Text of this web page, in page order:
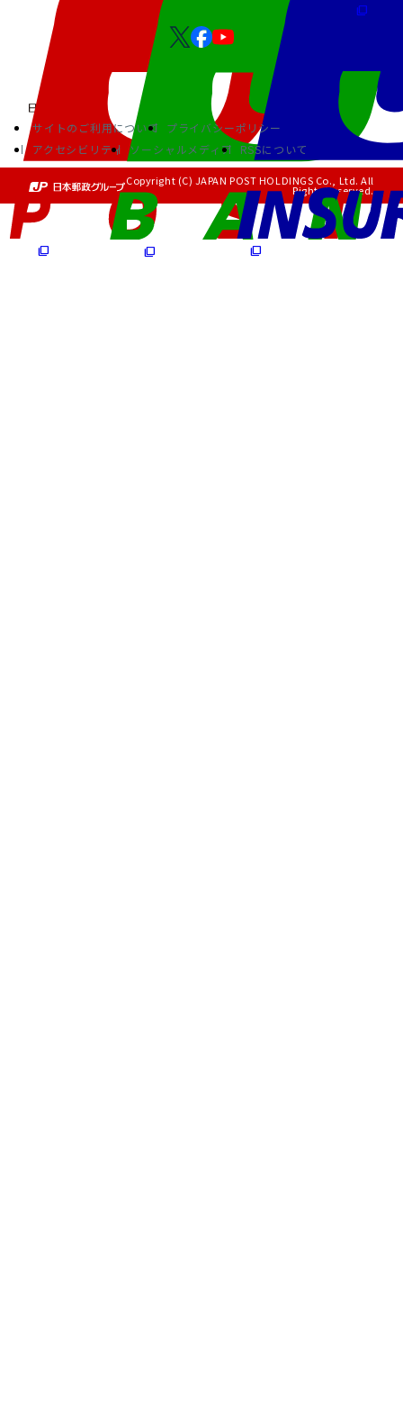
サイトのご利用について
プライバシーポリシー
アクセシビリティ
ソーシャルメディア RSSについて
Copyright (C) JAPAN POST HOLDINGS Co., Ltd. All
Rights Reserved.